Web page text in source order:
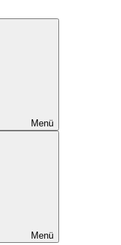
Menü
Menü